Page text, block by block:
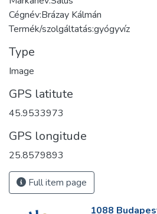
Cégnév:Brázay Kálmán
Termék/szolgáltatás:gyógyvíz
Type
Image
GPS latitute
45.9533973
GPS longitude
25.8579893
Full item page
1088